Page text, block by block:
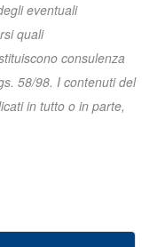
eventuali
quali
consulenza
58/98. I contenuti del
in tutto o in parte,